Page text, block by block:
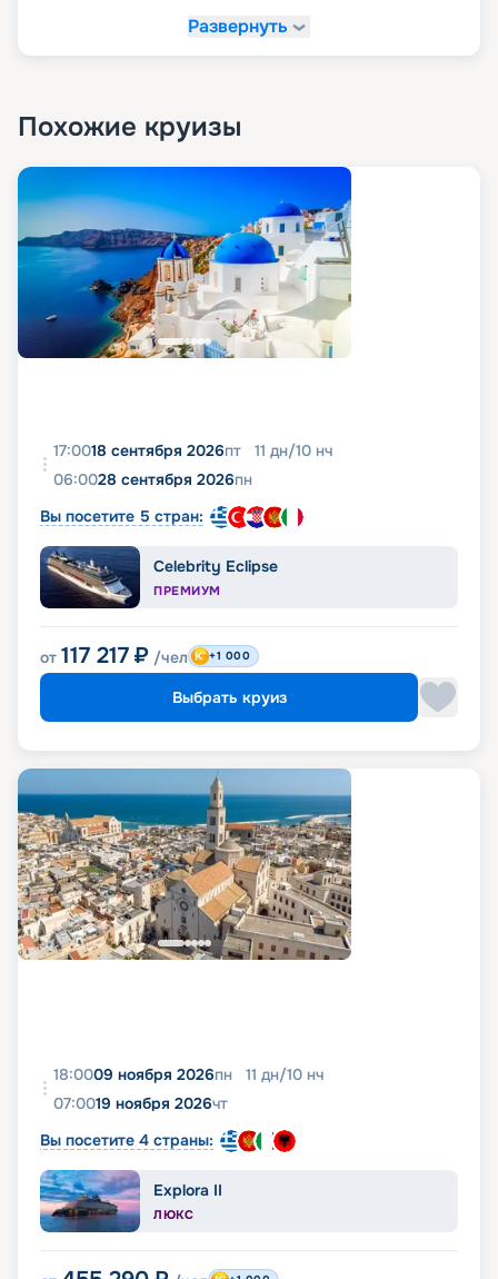
Развернуть
Похожие круизы
17:0018 сентября 2026пт 11 дн/10 нч
06:0028 сентября 2026пн
Вы посетите 5 стран:
Celebrity Eclipse
ПРЕМИУМ
от 117 217 ₽ /чел +1 000
Выбрать круиз
18:0009 ноября 2026пн 11 дн/10 нч
07:0019 ноября 2026чт
Вы посетите 4 страны:
Explora II
ЛЮКС